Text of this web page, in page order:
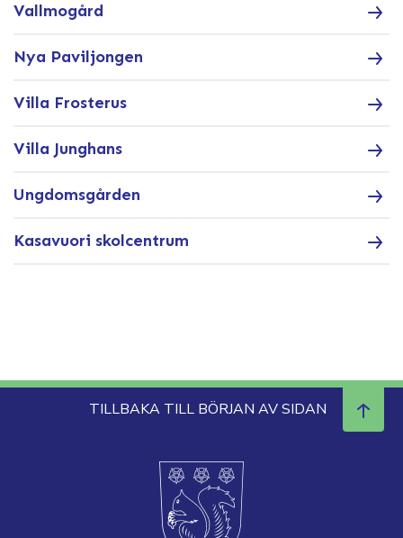
Vallmogård
Nya Paviljongen
Villa Frosterus
Villa Junghans
Ungdomsgården
Kasavuori skolcentrum
TILLBAKA TILL BÖRJAN AV SIDAN